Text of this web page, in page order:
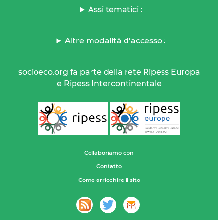
Assi tematici :
Altre modalità d’accesso :
socioeco.org fa parte della rete Ripess Europa
e Ripess Intercontinentale
Collaboriamo con
Contatto
Come arricchire il sito